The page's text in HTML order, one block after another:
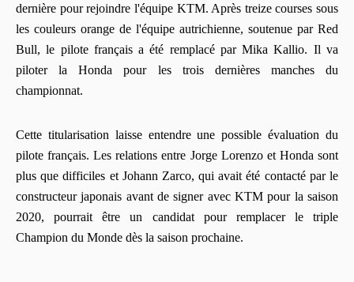
dernière pour rejoindre l'équipe KTM. Après treize courses sous
les couleurs orange de l'équipe autrichienne, soutenue par Red
Bull, le pilote français a été remplacé par Mika Kallio. Il va
piloter la Honda pour les trois dernières manches du
championnat.
Cette titularisation laisse entendre une possible évaluation du
pilote français. Les relations entre Jorge Lorenzo et Honda sont
plus que difficiles et Johann Zarco, qui avait été contacté par le
constructeur japonais avant de signer avec KTM pour la saison
2020, pourrait être un candidat pour remplacer le triple
Champion du Monde dès la saison prochaine.